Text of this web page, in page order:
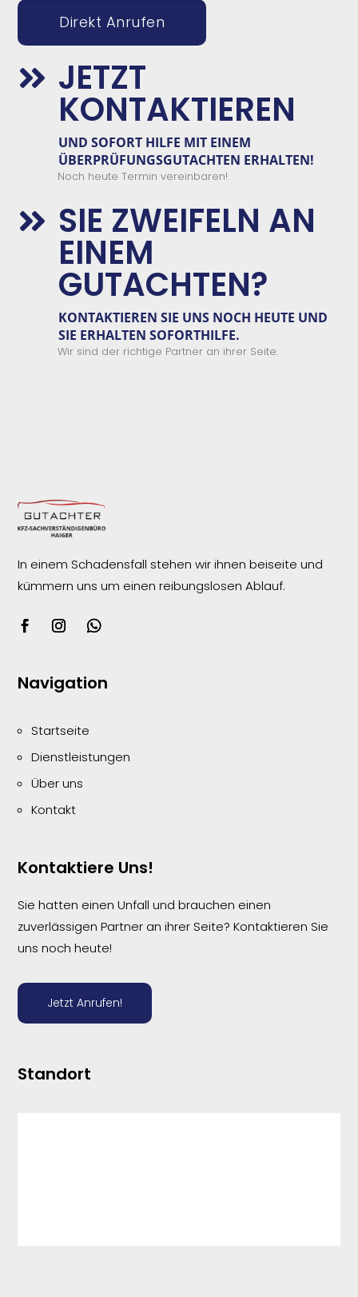
Direkt Anrufen
 JETZT
KONTAKTIEREN
UND SOFORT HILFE MIT EINEM
ÜBERPRÜFUNGSGUTACHTEN ERHALTEN!
Noch heute Termin vereinbaren!
 SIE ZWEIFELN AN
EINEM
GUTACHTEN?
KONTAKTIEREN SIE UNSNOCH HEUTE UND
SIE ERHALTEN SOFORTHILFE.
Wir sind der richtige Partner an ihrer Seite.
In einem Schadensfall stehen wir ihnen beiseite und
kümmern uns um einen reibungslosenAblauf.
Navigation
Startseite
Dienstleistungen
Über uns
Kontakt
Kontaktiere Uns!
Sie hatten einen Unfall und brauchen einen
zuverlässigen Partner an ihrer Seite? Kontaktieren Sie
uns noch heute!
Jetzt Anrufen!
Standort